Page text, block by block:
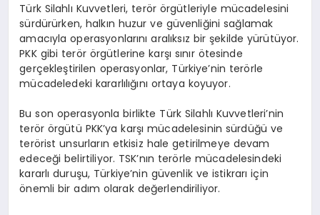
Türk Silahlı Kuvvetleri, terör örgütleriyle mücadelesini
sürdürürken, halkın huzur ve güvenliğini sağlamak
amacıyla operasyonlarını aralıksız bir şekilde yürütüyor.
PKK gibi terör örgütlerine karşı sınır ötesinde
gerçekleştirilen operasyonlar, Türkiye’nin terörle
mücadeledeki kararlılığını ortaya koyuyor.
Bu son operasyonla birlikte Türk Silahlı Kuvvetleri’nin
terör örgütü PKK’ya karşı mücadelesinin sürdüğü ve
terörist unsurların etkisiz hale getirilmeye devam
edeceği belirtiliyor. TSK’nın terörle mücadelesindeki
kararlı duruşu, Türkiye’nin güvenlik ve istikrarı için
önemli bir adım olarak değerlendiriliyor.